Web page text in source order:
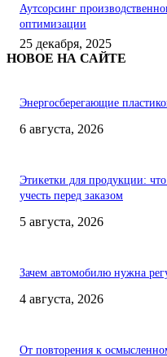
Аутсорсинг
оптимизации
25 декабря, 2025
НОВОЕ НА САЙТЕ
Энергосберегающие
6 августа, 2026
Этикетки для продукции:
учесть перед заказом
5 августа, 2026
Зачем автомобилю нужна
4 августа, 2026
От повторения к